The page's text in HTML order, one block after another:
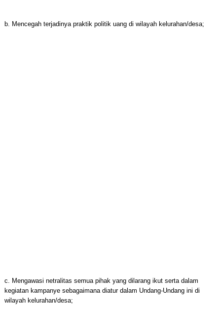
b. Mencegah terjadinya praktik politik uang di wilayah kelurahan/desa;
c. Mengawasi netralitas semua pihak yang dilarang ikut serta dalam
kegiatan kampanye sebagaimana diatur dalam Undang-Undang ini di
wilayah kelurahan/desa;